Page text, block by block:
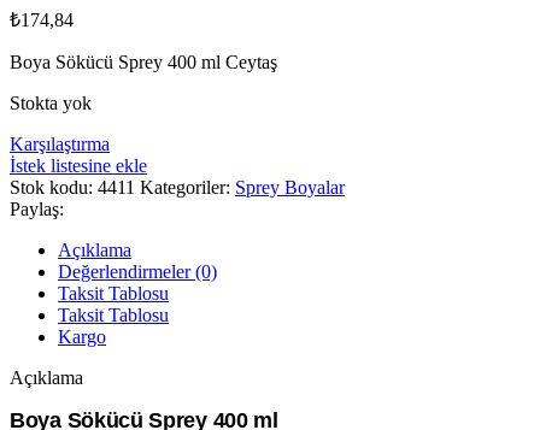
₺174,84
Boya Sökücü Sprey 400 ml Ceytaş
Stokta yok
Karşılaştırma
İstek listesine ekle
Stok kodu: 4411 Kategoriler: Sprey Boyalar
Paylaş:
Açıklama
Değerlendirmeler (0)
Taksit Tablosu
Taksit Tablosu
Kargo
Açıklama
Boya Sökücü Sprey 400 ml